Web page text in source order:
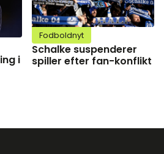
i
Fodboldnyt
Schalke suspenderer
spiller efter fan-konflikt